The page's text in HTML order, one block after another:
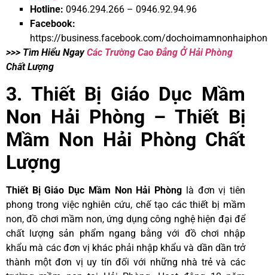
Hotline: 0946.294.266 – 0946.92.94.96
Facebook:
https://business.facebook.com/
>>> Tìm Hiểu NgayCác Trường Cao Đẳng Ở Hải Phòng
Chất Lượng
3. Thiết Bị Giáo Dục Mầm
Non Hải Phòng – Thiết Bị
Mầm Non Hải Phòng Chất
Lượng
Thiết Bị Giáo Dục Mầm Non Hải Phòng là đơn vị tiên
phong trong việc nghiên cứu, chế tạo các thiết bị mầm
non, đồ chơi mầm non, ứng dụng công nghệ hiện đại để
chất lượng sản phẩm ngang bằng với đồ chơi nhập
khẩu mà các đơn vị khác phải nhập khẩu và dần dần trở
thành một đơn vị uy tín đối với những nhà trẻ và các